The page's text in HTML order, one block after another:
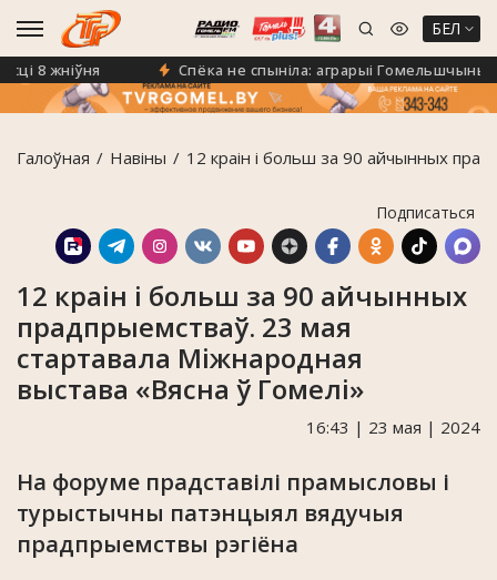
БЕЛ
8 жніўня Спёка не спыніла: аграрыі Гомельшчыны
Галоўная Навiны 12 краін і больш за 90 айчынных
Подписаться
12 краін і больш за 90 айчынных
прадпрыемстваў. 23 мая
стартавала Міжнародная
выстава «Вясна ў Гомелі»
16:43 | 23 мая | 2024
На форуме прадставілі прамысловы і
турыстычны патэнцыял вядучыя
прадпрыемствы рэгіёна